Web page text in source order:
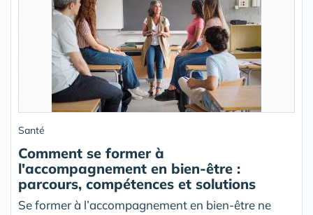
Santé
Comment se former à
l'accompagnement en bien-être :
parcours, compétences et solutions
Se former à l’accompagnement en bien-être ne